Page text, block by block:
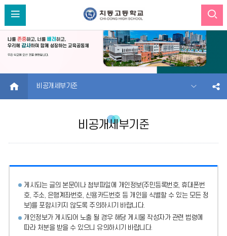
HOME 비공개세부기준
비공개세부기준
게시되는 글의 본문이나 첨부파일에
개인정보(주민등록번호, 휴대폰번
호, 주소, 은행계좌번호, 신용카드번호 등 개인을 식별할 수 있는 모든 정
보)를 포함시키지 않도록 주의하시기 바랍니다.
개인정보가 게시되어 노출 될 경우 해당 게시물 작성자가 관련 법령에
따라 처분을 받을 수 있으니 유의하시기 바랍니다.